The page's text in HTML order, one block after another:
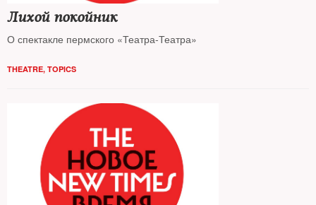
Лихой покойник
О спектакле пермского «Театра-Театра»
THEATRE, TOPICS